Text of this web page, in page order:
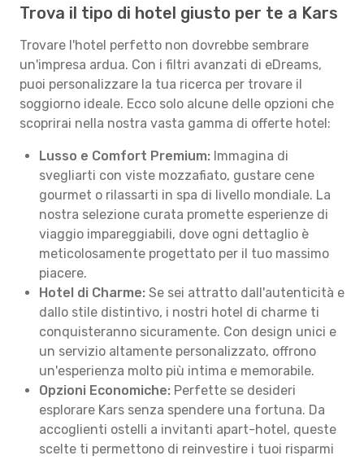
Trova il tipo di hotel giusto per te a Kars
Trovare l'hotel perfetto non dovrebbe sembrare
un'impresa ardua. Con i filtri avanzati di eDreams,
puoi personalizzare la tua ricerca per trovare il
soggiorno ideale. Ecco solo alcune delle opzioni che
scoprirai nella nostra vasta gamma di offerte hotel:
Lusso e Comfort Premium: Immagina di
svegliarti con viste mozzafiato, gustare cene
gourmet o rilassarti in spa di livello mondiale. La
nostra selezione curata promette esperienze di
viaggio impareggiabili, dove ogni dettaglio è
meticolosamente progettato per il tuo massimo
piacere.
Hotel di Charme: Se sei attratto dall'autenticità e
dallo stile distintivo, i nostri hotel di charme ti
conquisteranno sicuramente. Con design unici e
un servizio altamente personalizzato, offrono
un'esperienza molto più intima e memorabile.
Opzioni Economiche: Perfette se desideri
esplorare Kars senza spendere una fortuna. Da
accoglienti ostelli a invitanti apart-hotel, queste
scelte ti permettono di reinvestire i tuoi risparmi